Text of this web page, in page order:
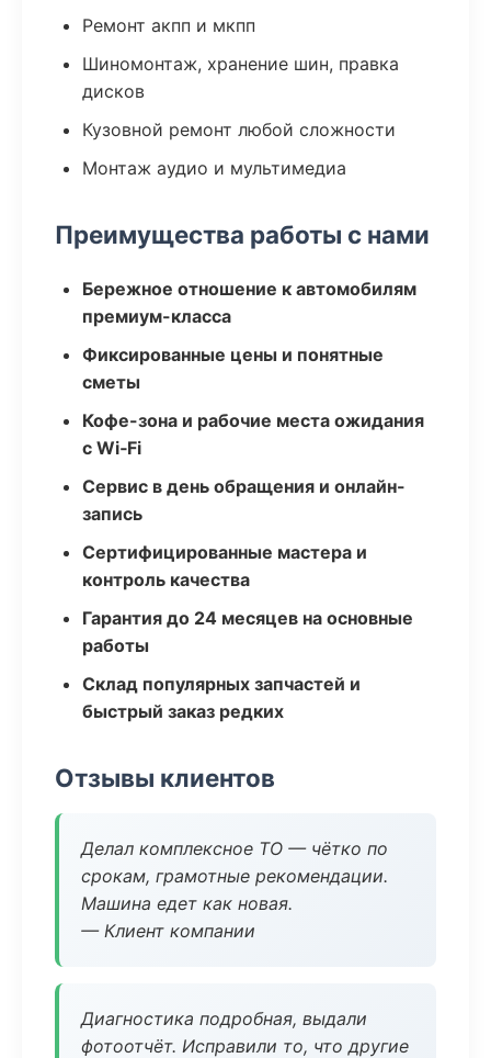
Ремонт акпп и мкпп
Шиномонтаж, хранение шин, правка
дисков
Кузовной ремонт любой сложности
Монтаж аудио и мультимедиа
Преимущества работы с нами
Бережное отношение к автомобилям
премиум-класса
Фиксированные цены и понятные
сметы
Кофе-зона и рабочие места ожидания
с Wi‑Fi
Сервис в день обращения и онлайн-
запись
Сертифицированные мастера и
контроль качества
Гарантия до 24 месяцев на основные
работы
Склад популярных запчастей и
быстрый заказ редких
Отзывы клиентов
Делал комплексное ТО — чётко по
срокам, грамотные рекомендации.
Машина едет как новая.
— Клиент компании
Диагностика подробная, выдали
фотоотчёт. Исправили то, что другие